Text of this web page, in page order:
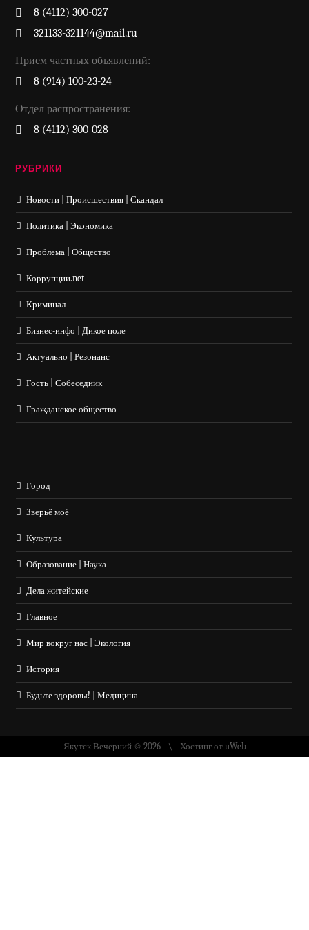
8 (4112) 300-027
321133-321144@mail.ru
Прием частных объявлений:
8 (914) 100-23-24
Отдел распространения:
8 (4112) 300-028
РУБРИКИ
Новости | Происшествия | Скандал
Политика | Экономика
Проблема | Общество
Коррупции.net
Криминал
Бизнес-инфо | Дикое поле
Актуально | Резонанс
Гость | Собеседник
Гражданское общество
Город
Зверьё моё
Культура
Образование | Наука
Дела житейские
Главное
Мир вокруг нас | Экология
История
Будьте здоровы! | Медицина
Якутск Вечерний © 2026 Хостинг от uWeb